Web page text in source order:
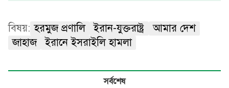
বিষয়: হরমুজ প্রণালি ইরান-যুক্তরাষ্ট্র
আমার দেশ
জাহাজ
ইরানে ইসরাইলি হামলা
সর্বশেষ